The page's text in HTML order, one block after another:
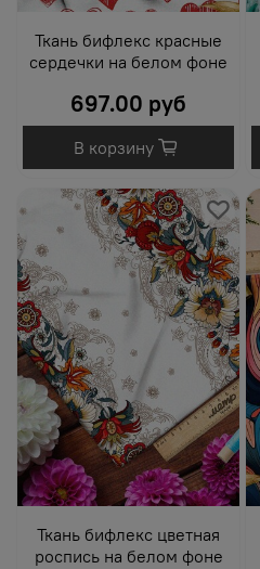
Ткань бифлекс красные
сердечки на белом фоне
697.00 руб
В корзину
Ткань бифлекс цветная
роспись на белом фоне